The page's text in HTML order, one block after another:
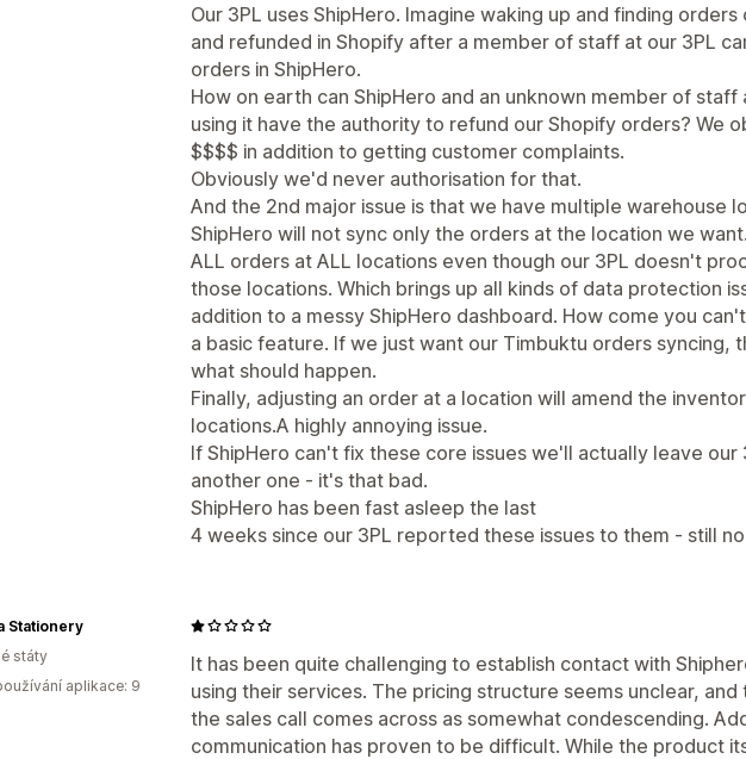
Our 3PL uses ShipHero. Imagine waking up and finding
and refunded in Shopify after a member of staff at our 3PL
orders in ShipHero.
How on earth can ShipHero and an unknown member of staff
using it have the authority to refund our Shopify orders? We
$$$$ in addition to getting customer complaints.
Obviously we'd never authorisation for that.
And the 2nd major issue is that we have multiple warehouse
ShipHero will not sync only the orders at the location we
ALL orders at ALL locations even though our 3PL doesn't
those locations. Which brings up all kinds of data protection
addition to a messy ShipHero dashboard. How come you
a basic feature. If we just want our Timbuktu orders syncing,
what should happen.
Finally, adjusting an order at a location will amend the
locations.A highly annoying issue.
If ShipHero can't fix these core issues we'll actually leave our
another one - it's that bad.
ShipHero has been fast asleep the last
4 weeks since our 3PL reported these issues to them - still
It has been quite challenging to establish contact with
using their services. The pricing structure seems unclear,
the sales call comes across as somewhat condescending.
communication has proven to be difficult. While the product
Stationery
státy
aplikace: 9